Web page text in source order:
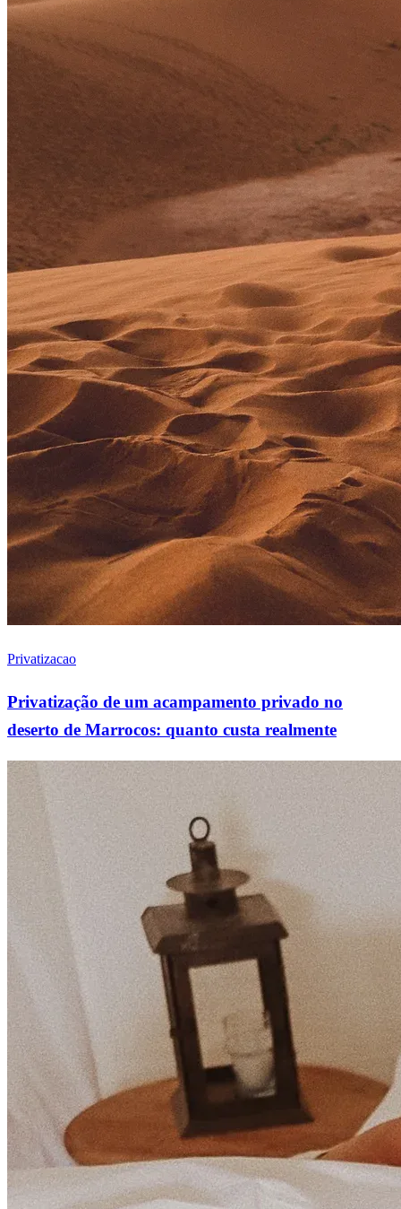
Privatizacao
Privatização de um acampamento privado no
deserto de Marrocos: quanto custa realmente